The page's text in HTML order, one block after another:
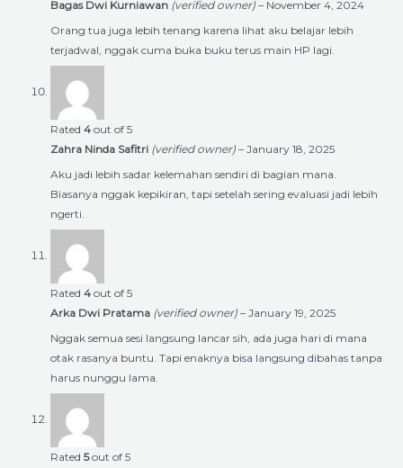
Bagas Dwi Kurniawan (verified owner) – November 4, 2024
Orang tua juga lebih tenang karena lihat aku belajar lebih
terjadwal, nggak cuma buka buku terus main HP lagi.
Rated 4 out of 5
Zahra Ninda Safitri (verified owner) – January 18, 2025
Aku jadi lebih sadar kelemahan sendiri di bagian mana.
Biasanya nggak kepikiran, tapi setelah sering evaluasi jadi lebih
ngerti.
Rated 4 out of 5
Arka Dwi Pratama (verified owner) – January 19, 2025
Nggak semua sesi langsung lancar sih, ada juga hari di mana
otak rasanya buntu. Tapi enaknya bisa langsung dibahas tanpa
harus nunggu lama.
Rated 5out of 5